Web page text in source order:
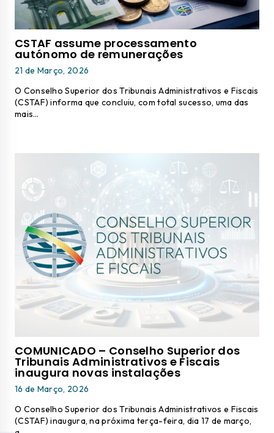
CSTAF assume processamento
autónomo de remunerações
21 de Março, 2026
O Conselho Superior dos Tribunais Administrativos e Fiscais
(CSTAF) informa que concluiu, com total sucesso, uma das
mais…
COMUNICADO – Conselho Superior dos
Tribunais Administrativos e Fiscais
inaugura novas instalações
16 de Março, 2026
O Conselho Superior dos Tribunais Administrativos e Fiscais
(CSTAF) inaugura, na próxima terça-feira, dia 17 de março,